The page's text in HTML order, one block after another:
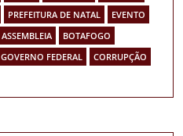
PREFEITURA DE NATAL
EVENTO
ASSEMBLEIA
BOTAFOGO
GOVERNO FEDERAL
CORRUPÇÃO